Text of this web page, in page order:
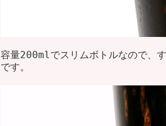
容量200mlでスリムボトルなので、
です。